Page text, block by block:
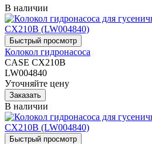
В наличии
Колокол гидронасоса
CASE CX210B
LW004840
Уточняйте цену
В наличии